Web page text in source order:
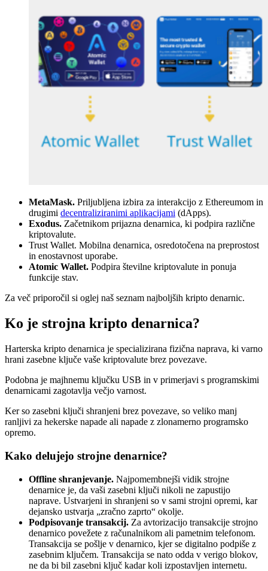
MetaMask. Priljubljena izbira za interakcijo z Ethereumom in
drugimi decentraliziranimi aplikacijami (dApps).
Exodus. Začetnikom prijazna denarnica, ki podpira različne
kriptovalute.
Trust Wallet. Mobilna denarnica, osredotočena na preprostost
in enostavnost uporabe.
Atomic Wallet. Podpira številne kriptovalute in ponuja
funkcije stav.
Za več priporočil si oglej naš seznam najboljših kripto denarnic.
Ko je strojna kripto denarnica?
Harterska kripto denarnica je specializirana fizična naprava, ki varno
hrani zasebne ključe vaše kriptovalute brez povezave.
Podobna je majhnemu ključku USB in v primerjavi s programskimi
denarnicami zagotavlja večjo varnost.
Ker so zasebni ključi shranjeni brez povezave, so veliko manj
ranljivi za hekerske napade ali napade z zlonamerno programsko
opremo.
Kako delujejo strojne denarnice?
Offline shranjevanje. Najpomembnejši vidik strojne
denarnice je, da vaši zasebni ključi nikoli ne zapustijo
naprave. Ustvarjeni in shranjeni so v sami strojni opremi, kar
dejansko ustvarja „zračno zaprto“ okolje.
Podpisovanje transakcij. Za avtorizacijo transakcije strojno
denarnico povežete z računalnikom ali pametnim telefonom.
Transakcija se pošlje v denarnico, kjer se digitalno podpiše z
zasebnim ključem. Transakcija se nato odda v verigo blokov,
ne da bi bil zasebni ključ kadar koli izpostavljen internetu.